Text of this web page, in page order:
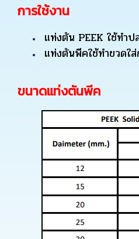
การใช้งาน
แท่งตัน PEEK ใช้ทำ
แท่งตันพีคใช้ทำขวดใ
ขนาดแท่งตันพีค